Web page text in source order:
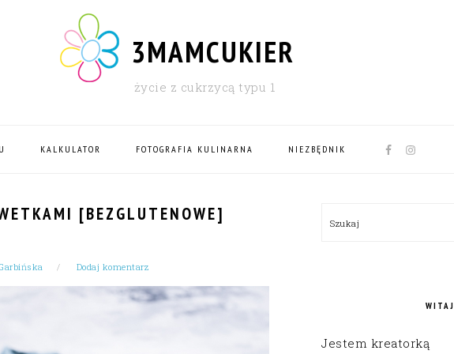
3MAMCUKIER
życie z cukrzycą typu 1
KALKULATOR FOTOGRAFIA KULINARNA NIEZBĘDNIK
NAV
[BEZGLUTENOWE]
Dodaj komentarz
SIDEBAR
Szukaj
WITAJ
Jestem kreatorką